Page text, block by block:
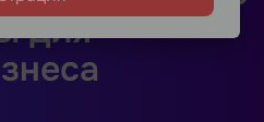
для